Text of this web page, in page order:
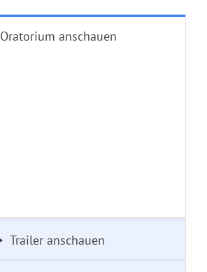
Oratorium anschauen
Trailer anschauen